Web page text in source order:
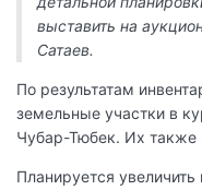
выставить на
Сатаев.
По результатам
земельные участки в
Чубар-Тюбек. Их также
Планируется